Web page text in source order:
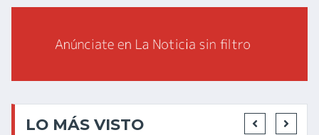
LO MÁS VISTO